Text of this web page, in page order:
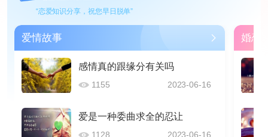
“恋爱知识分享，祝您早日脱单”
爱情故事
感情真的跟缘分有关吗
1155 2023-06-16
爱是一种委曲求全的忍让
1128 2023-06-16
婚恋